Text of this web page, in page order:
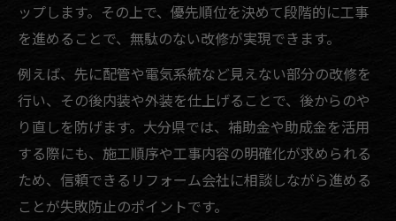
ップします。その上で、優先順位を決めて段階的に工事
を進めることで、無駄のない改修が実現できます。
例えば、先に配管や電気系統など見えない部分の改修を
行い、その後内装や外装を仕上げることで、後からのや
り直しを防げます。大分県では、補助金や助成金を活用
する際にも、施工順序や工事内容の明確化が求められる
ため、信頼できるリフォーム会社に相談しながら進める
ことが失敗防止のポイントです。